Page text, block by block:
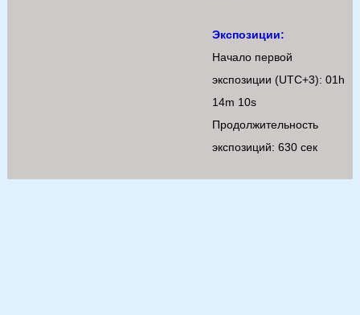
Экспозиции:
Начало первой
экспозиции (UTC+3): 01h
14m 10s
Продолжительность
экспозиций: 630 сек